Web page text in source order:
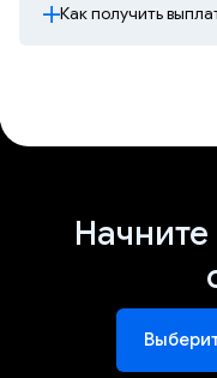
Как получить